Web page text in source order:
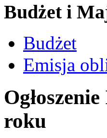
Budżet i
Budżet
Emisja
roku